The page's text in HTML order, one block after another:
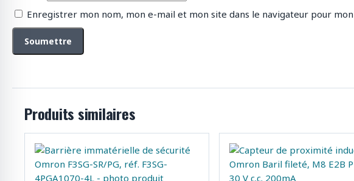
Enregistrer mon nom, mon e-mail et mon site dans le navigateur pour
Produits similaires